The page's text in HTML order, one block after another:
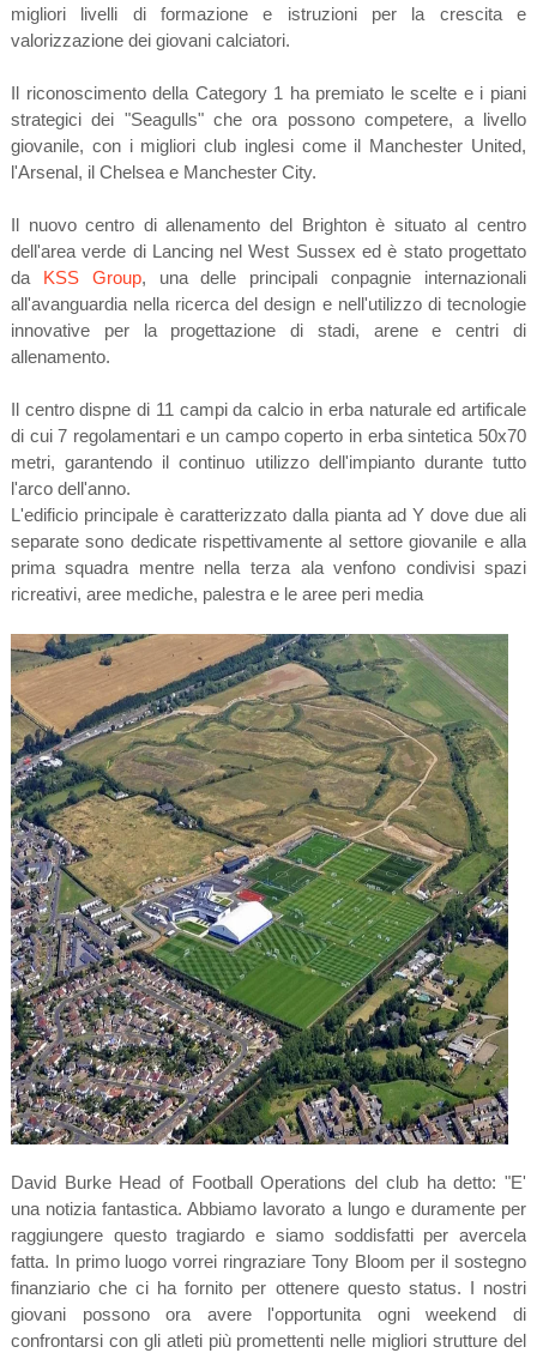
migliori livelli di formazione e istruzioni per la crescita e
valorizzazione dei giovani calciatori.
Il riconoscimento della Category 1 ha premiato le scelte e i piani
strategici dei "Seagulls" che ora possono competere, a livello
giovanile, con i migliori club inglesi come il Manchester United,
l'Arsenal, il Chelsea e Manchester City.
Il nuovo centro di allenamento del Brighton è situato al centro
dell'area verde di Lancing nel West Sussex ed è stato progettato
da KSS Group, una delle principali conpagnie internazionali
all'avanguardia nella ricerca del design e nell'utilizzo di tecnologie
innovative per la progettazione di stadi, arene e centri di
allenamento.
Il centro dispne di 11 campi da calcio in erba naturale ed artificale
di cui 7 regolamentari e un campo coperto in erba sintetica 50x70
metri, garantendo il continuo utilizzo dell'impianto durante tutto
l'arco dell'anno.
L'edificio principale è caratterizzato dalla pianta ad Y dove due ali
separate sono dedicate rispettivamente al settore giovanile e alla
prima squadra mentre nella terza ala venfono condivisi spazi
ricreativi, aree mediche, palestra e le aree peri media
David Burke Head of Football Operations del club ha detto: "E'
una notizia fantastica. Abbiamo lavorato a lungo e duramente per
raggiungere questo tragiardo e siamo soddisfatti per avercela
fatta. In primo luogo vorrei ringraziare Tony Bloom per il sostegno
finanziario che ci ha fornito per ottenere questo status. I nostri
giovani possono ora avere l'opportunita ogni weekend di
confrontarsi con gli atleti più promettenti nelle migliori strutture del